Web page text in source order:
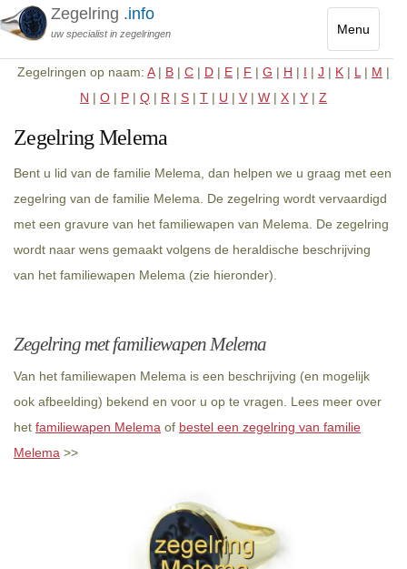
Menu
Toggle
Zegelring .info
uw specialist in zegelringen
Zegelringen op naam: A| B | C | D | E | F | G | H | I | J | K | L | M |
N | O | P | Q | R | S | T | U | V | W | X | Y | Z
Zegelring Melema
Bent u lid van de familie Melema, dan helpen we u graag met een
zegelring van de familie Melema. De zegelring wordt vervaardigd
met een gravure van het familiewapen van Melema. De zegelring
wordt naar wens gemaakt volgens de heraldische beschrijving
van het familiewapen Melema (zie hieronder).
Zegelring met familiewapen Melema
Van het familiewapen Melema is een beschrijving (en mogelijk
ook afbeelding) bekend en voor u op te vragen. Lees meer over
het familiewapen Melema of bestel een zegelring van familie
Melema >>